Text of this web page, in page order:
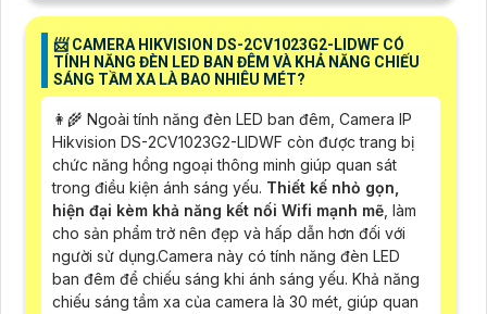
📨 CAMERA HIKVISION DS-2CV1023G2-LIDWF CÓ
TÍNH NĂNG ĐÈN LED BAN ĐÊM VÀ KHẢ NĂNG CHIẾU
SÁNG TẦM XA LÀ BAO NHIÊU MÉT?
👩‍🌾 Ngoài tính năng đèn LED ban đêm, Camera IP
Hikvision DS-2CV1023G2-LIDWF còn được trang bị
chức năng hồng ngoại thông minh giúp quan sát
trong điều kiện ánh sáng yếu. Thiết kế nhỏ gọn,
hiện đại kèm khả năng kết nối Wifi mạnh mẽ , làm
cho sản phẩm trở nên đẹp và hấp dẫn hơn đối với
người sử dụng.Camera này có tính năng đèn LED
ban đêm để chiếu sáng khi ánh sáng yếu. Khả năng
chiếu sáng tầm xa của camera là 30 mét, giúp quan